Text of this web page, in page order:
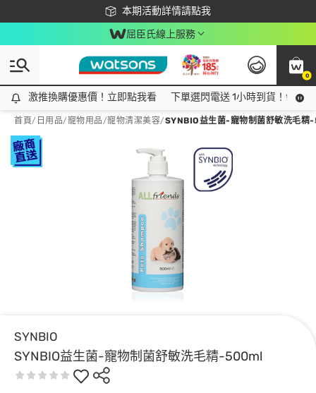
本期活動詳情請點我
下載app最高回饋$350
屈臣氏線上服務
0
激推換購優惠價！立即點我看
激推換購優惠價！立即點我看 下單選閃電送 1小時到貨！領神
首頁/ 日用品/寵物用品/寵物清潔美容/SYNBIO益生菌-寵物制菌舒敏洗毛精
SYNBIO
SYNBIO益生菌-寵物制菌舒敏洗毛精-500ml